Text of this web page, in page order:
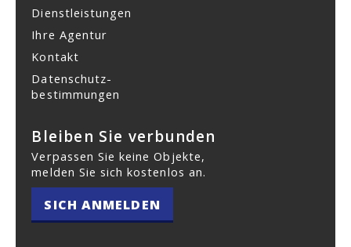
Dienstleistungen
Ihre Agentur
Kontakt
Datenschutz­
bestimmungen
Bleiben Sie verbunden
Verpassen Sie keine Objekte,
melden Sie sich kostenlos an.
SICH ANMELDEN